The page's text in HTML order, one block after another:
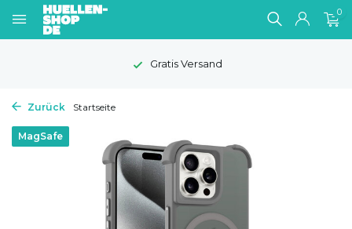
0
Zurück Startseite
MagSafe